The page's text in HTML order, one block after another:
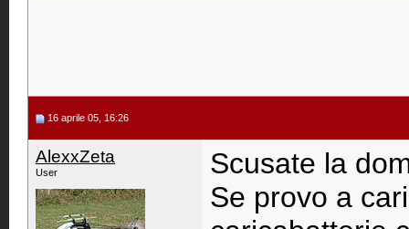
16 aprile 05, 16:26
AlexxZeta
User
Scusate la
Se provo a